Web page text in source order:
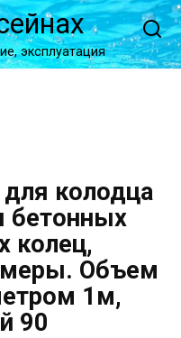
эксплуатация
колодца
бетонных
колец,
Объем
1м,
90